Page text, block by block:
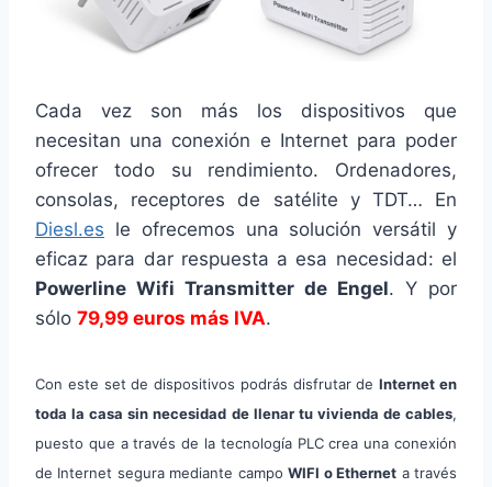
Cada vez son más los dispositivos que
necesitan una conexión e Internet para poder
ofrecer todo su rendimiento. Ordenadores,
consolas, receptores de satélite y TDT… En
Diesl.es le ofrecemos una solución versátil y
eficaz para dar respuesta a esa necesidad: el
Powerline Wifi Transmitter de Engel. Y por
sólo 79,99 euros más IVA.
Con este set de dispositivos podrás disfrutar deInternet en
toda la casa sin necesidad de llenar tu vivienda de cables,
puesto que a través de la tecnología PLC crea una conexión
de Internet segura mediante campoWIFI o Ethernet a través